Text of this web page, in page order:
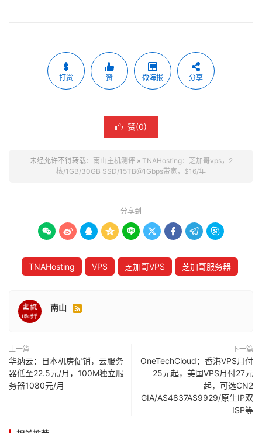
打赏 赞 微海报 分享
 赞(0)
未经允许不得转载： 南山主机测评» TNAHosting：芝加哥vps，2
核/1GB/30GB SSD/15TB@1Gbps带宽，$16/年
分享到
        
TNAHosting VPS 芝加哥VPS 芝加哥服务器
南山 
上一篇
华纳云：日本机房促销，云服务
器低至22.5元/月，100M独立服
务器1080元/月
下一篇
OneTechCloud：香港VPS月付
25元起，美国VPS月付27元
起，可选CN2
GIA/AS4837AS9929/原生IP双
ISP等